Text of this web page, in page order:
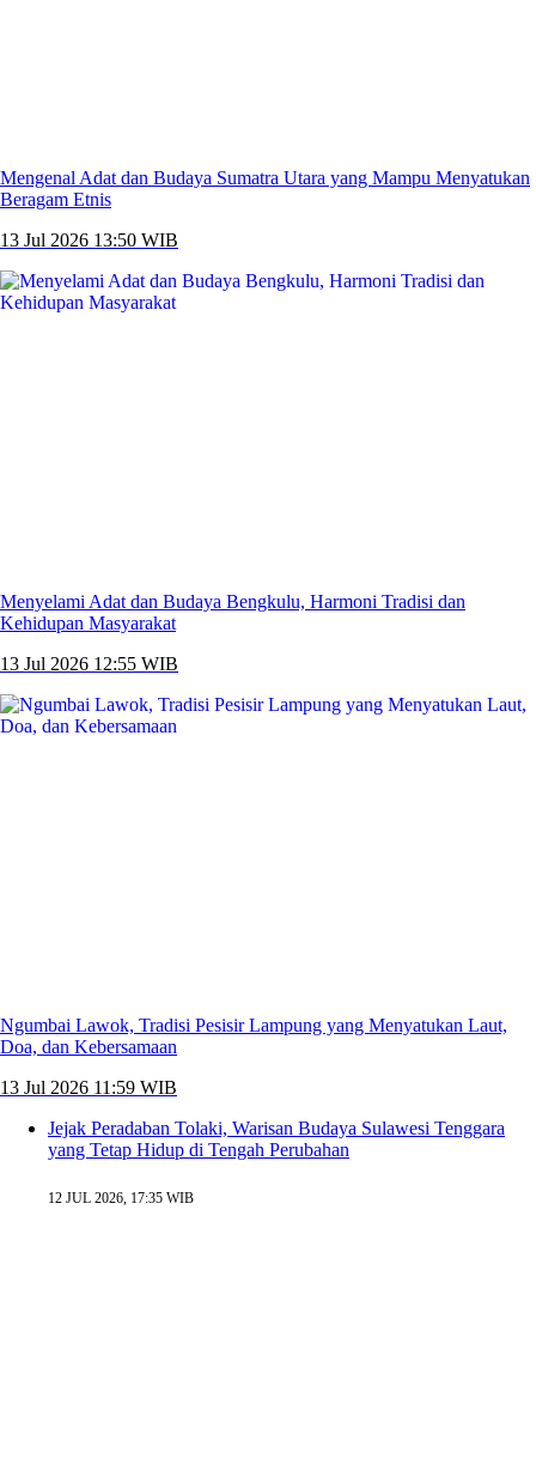
Mengenal Adat dan Budaya Sumatra Utara yang Mampu Menyatukan
Beragam Etnis
13 Jul 2026 13:50 WIB
Menyelami Adat dan Budaya Bengkulu, Harmoni Tradisi dan
Kehidupan Masyarakat
13 Jul 2026 12:55 WIB
Ngumbai Lawok, Tradisi Pesisir Lampung yang Menyatukan Laut,
Doa, dan Kebersamaan
13 Jul 2026 11:59 WIB
Jejak Peradaban Tolaki, Warisan Budaya Sulawesi Tenggara
yang Tetap Hidup di Tengah Perubahan
12 JUL 2026, 17:35 WIB